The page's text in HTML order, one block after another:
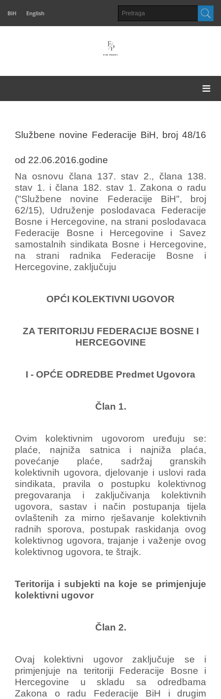
BiH English
≡
Službene novine Federacije BiH, broj 48/16
od 22.06.2016.godine
Na osnovu člana 137. stav 2., člana 138.
stav 1. i člana 182. stav 1. Zakona o radu
("Službene novine Federacije BiH", broj
62/15), Udruženje poslodavaca Federacije
Bosne i Hercegovine, na strani poslodavaca
Federacije Bosne i Hercegovine i Savez
samostalnih sindikata Bosne i Hercegovine,
na strani radnika Federacije Bosne i
Hercegovine, zaključuju
OPĆI KOLEKTIVNI UGOVOR
ZA TERITORIJU FEDERACIJE BOSNE I
HERCEGOVINE
I - OPĆE ODREDBE Predmet Ugovora
Član 1.
Ovim kolektivnim ugovorom uređuju se:
plaće, najniža satnica i najniža plaća,
povećanje plaće, sadržaj granskih
kolektivnih ugovora, djelovanje i uslovi rada
sindikata, pravila o postupku kolektivnog
pregovaranja i zaključivanja kolektivnih
ugovora, sastav i način postupanja tijela
ovlaštenih za mirno rješavanje kolektivnih
radnih sporova, postupak raskidanja ovog
kolektivnog ugovora, trajanje i važenje ovog
kolektivnog ugovora, te štrajk.
Teritorija i subjekti na koje se primjenjuje
kolektivni ugovor
Član 2.
Ovaj kolektivni ugovor zaključuje se i
primjenjuje na teritoriji Federacije Bosne i
Hercegovine u skladu sa odredbama
Zakona o radu Federacije BiH i drugim